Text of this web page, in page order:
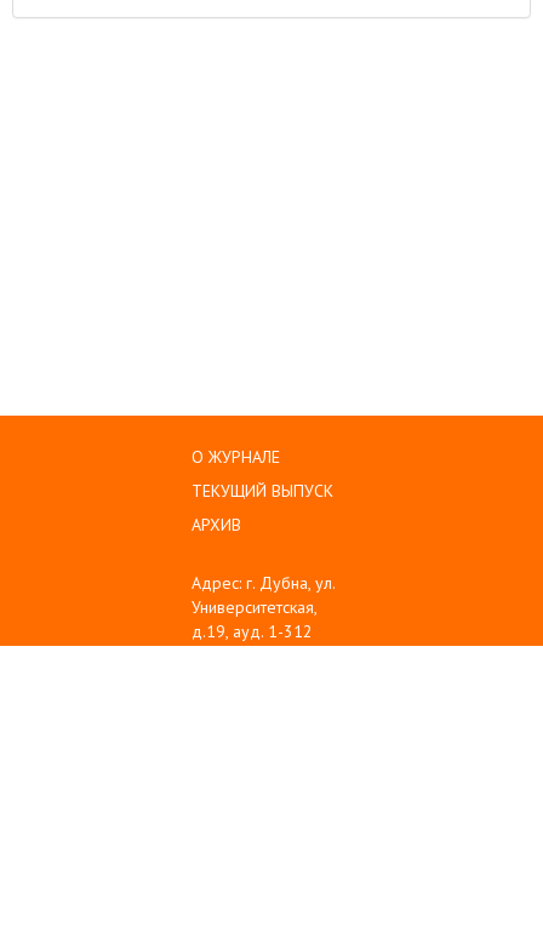
О ЖУРНАЛЕ
ТЕКУЩИЙ ВЫПУСК
АРХИВ
Адрес: г. Дубна, ул.
Университетская,
д.19, ауд. 1-312